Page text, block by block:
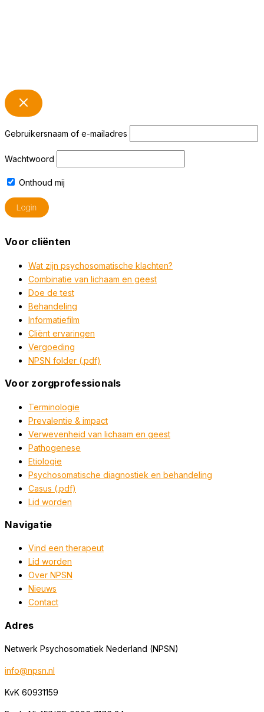
Gebruikersnaam of e-mailadres
Wachtwoord
Onthoud mij
Voor cliënten
Wat zijn psychosomatische klachten?
Combinatie van lichaam en geest
Doe de test
Behandeling
Informatiefilm
Cliënt ervaringen
Vergoeding
NPSN folder (.pdf)
Voor zorgprofessionals
Terminologie
Prevalentie & impact
Verwevenheid van lichaam en geest
Pathogenese
Etiologie
Psychosomatische diagnostiek en behandeling
Casus (.pdf)
Lid worden
Navigatie
Vind een therapeut
Lid worden
Over NPSN
Nieuws
Contact
Adres
Netwerk Psychosomatiek Nederland (NPSN)
info@npsn.nl
KvK 60931159